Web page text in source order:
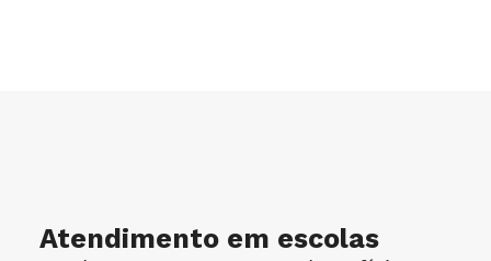
Atendimento em escolas